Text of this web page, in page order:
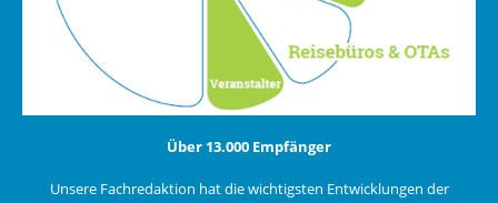
Über 13.000 Empfänger
Unsere Fachredaktion hat die wichtigsten Entwicklungen der